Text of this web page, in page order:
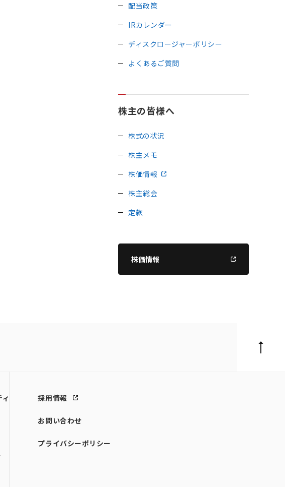
配当政策
IRカレンダー
ディスクロージャーポリシー
よくあるご質問
株主の皆様へ
株式の状況
株主メモ
株価情報
株主総会
定款
株価情報
採用情報
お問い合わせ
プライバシーポリシー